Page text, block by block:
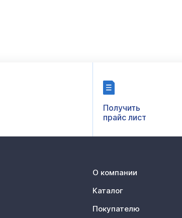
Получить
прайс лист
О компании
Каталог
Покупателю